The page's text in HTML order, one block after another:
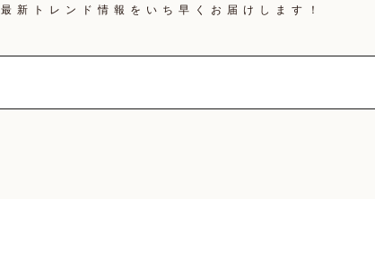
最新トレンド情報を いち早くお届けします！